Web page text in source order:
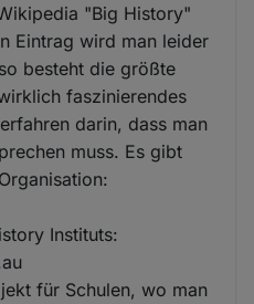
"Big History"
Eintrag wird man leider
besteht die größte
faszinierendes
darin, dass man
muss. Es gibt
Instituts:
für Schulen, wo man